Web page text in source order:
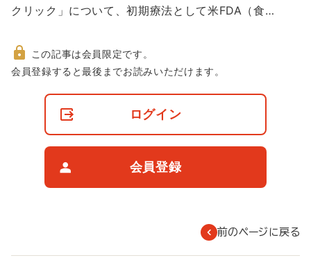
クリック」について、初期療法として米FDA（食…
非
この記事は会員限定です。
会員登録すると最後までお読みいただけます。
ログイン
会員登録
前のページに戻る